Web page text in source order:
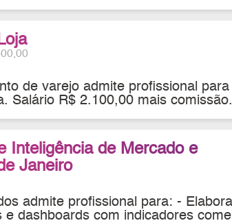
de varejo admite profissional
Salário R$ 2.100,00 mais comissão.
Inteligência de Mercado e
Janeiro
admite profissional para: -
e dashboards com indicadores